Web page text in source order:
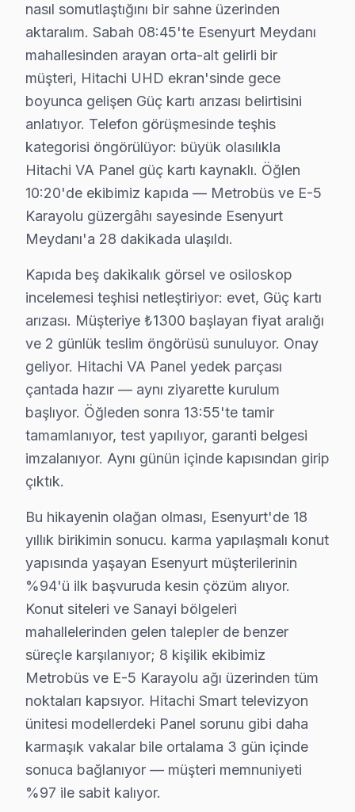
Cumhuriyet mahallesi, Hitachi ekran kullanıcılarının
Çınar'da Hitachi TV Servisi
Çınar mahallesi, Hitachi panel kullanıcılarının
Esenkent'te Hitachi TV Servisi
Esenkent mahallesi, Hitachi TV sahipleri için özellikle
Fatih'de Hitachi TV Servisi
Fatih Mahallesi'nde yaşayanlar için, Hitachi
Gökevler Mahallesi'nde oturanlar için Hitachi cihaz
Güzelyurt'ta Hitachi TV Servisi
Güzelyurt Mahallesi'nde Hitachi TV onarım hizmeti
Hürriyet'te Hitachi TV Servisi
Hürriyet Mahallesi sakinleri için Hitachi TV tamiri söz
İncirtepe'de Hitachi TV Servisi
İncirtepe Mahallesi'nde yaşayanlar, Hitachi
İnönü'de Hitachi TV Servisi
İnönü Mahallesi'nde Hitachi televizyon tamiri alırken,
İstiklal'de Hitachi TV Servisi
İstiklal Mahallesi'nde Hitachi cihaz'nizle ilgili bir sorun
Koza'da Hitachi TV Servisi
Koza Mahallesi sakinleri, Hitachi televizyonunuz
Mehmet Akif Ersoy'da Hitachi TV Servisi
Mehmet Akif Ersoy Mahallesi’nde Hitachi
Mehterçeşme'de Hitachi TV Servisi
Mehterçeşme Mahallesi'nde Hitachi set tamir
nasıl somutlaştığını bir sahne üzerinden
aktaralım. Sabah 08:45'te Esenyurt Meydanı
mahallesinden arayan orta-alt gelirli bir
müşteri, Hitachi UHD ekran'sinde gece
boyunca gelişen Güç kartı arızası belirtisini
anlatıyor. Telefon görüşmesinde teşhis
kategorisi öngörülüyor: büyük olasılıkla
Hitachi VA Panel güç kartı kaynaklı. Öğlen
10:20'de ekibimiz kapıda — Metrobüs ve E-5
Karayolu güzergâhı sayesinde Esenyurt
Meydanı'a 28 dakikada ulaşıldı.
Kapıda beş dakikalık görsel ve osiloskop
incelemesi teşhisi netleştiriyor: evet, Güç kartı
arızası. Müşteriye ₺1300 başlayan fiyat aralığı
ve 2 günlük teslim öngörüsü sunuluyor. Onay
geliyor. Hitachi VA Panel yedek parçası
çantada hazır — aynı ziyarette kurulum
başlıyor. Öğleden sonra 13:55'te tamir
tamamlanıyor, test yapılıyor, garanti belgesi
imzalanıyor. Aynı günün içinde kapısından girip
çıktık.
Bu hikayenin olağan olması, Esenyurt'de 18
yıllık birikimin sonucu. karma yapılaşmalı konut
yapısında yaşayan Esenyurt müşterilerinin
%94'ü ilk başvuruda kesin çözüm alıyor.
Konut siteleri ve Sanayi bölgeleri
mahallelerinden gelen talepler de benzer
süreçle karşılanıyor; 8 kişilik ekibimiz
Metrobüs ve E-5 Karayolu ağı üzerinden tüm
noktaları kapsıyor. Hitachi Smart televizyon
ünitesi modellerdeki Panel sorunu gibi daha
karmaşık vakalar bile ortalama 3 gün içinde
sonuca bağlanıyor — müşteri memnuniyeti
%97 ile sabit kalıyor.